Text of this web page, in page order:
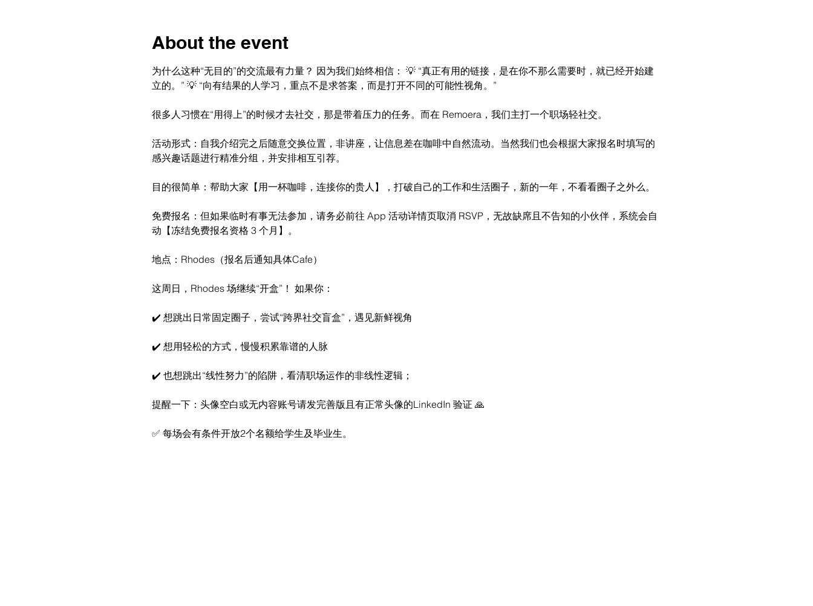
About the event
为什么这种“无目的”的交流最有力量？ 因为我们始终相信： 💡 “真正有用的链接，是在你不那么需要时，就已经开始建
立的。” 💡 “向有结果的人学习，重点不是求答案，而是打开不同的可能性视角。”
很多人习惯在“用得上”的时候才去社交，那是带着压力的任务。而在 Remoera，我们主打一个职场轻社交。
活动形式：自我介绍完之后随意交换位置，非讲座，让信息差在咖啡中自然流动。当然我们也会根据大家报名时填写的
感兴趣话题进行精准分组，并安排相互引荐。
目的很简单：帮助大家【用一杯咖啡，连接你的贵人】，打破自己的工作和生活圈子，新的一年，不看看圈子之外么。
免费报名：但如果临时有事无法参加，请务必前往 App 活动详情页取消 RSVP，无故缺席且不告知的小伙伴，系统会自
动【冻结免费报名资格 3 个月】。
地点：Rhodes（报名后通知具体Cafe）
这周日，Rhodes 场继续“开盒”！ 如果你：
✔️ 想跳出日常固定圈子，尝试“跨界社交盲盒”，遇见新鲜视角
✔️ 想用轻松的方式，慢慢积累靠谱的人脉
✔️ 也想跳出“线性努力”的陷阱，看清职场运作的非线性逻辑；
提醒一下：头像空白或无内容账号请发完善版且有正常头像的LinkedIn 验证 🙏
✅ 每场会有条件开放2个名额给学生及毕业生。﻿